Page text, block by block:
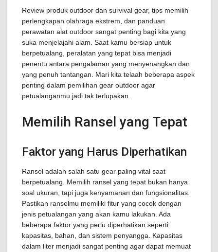
Review produk outdoor dan survival gear, tips memilih
perlengkapan olahraga ekstrem, dan panduan
perawatan alat outdoor sangat penting bagi kita yang
suka menjelajahi alam. Saat kamu bersiap untuk
berpetualang, peralatan yang tepat bisa menjadi
penentu antara pengalaman yang menyenangkan dan
yang penuh tantangan. Mari kita telaah beberapa aspek
penting dalam pemilihan gear outdoor agar
petualanganmu jadi tak terlupakan.
Memilih Ransel yang Tepat
Faktor yang Harus Diperhatikan
Ransel adalah salah satu gear paling vital saat
berpetualang. Memilih ransel yang tepat bukan hanya
soal ukuran, tapi juga kenyamanan dan fungsionalitas.
Pastikan ranselmu memiliki fitur yang cocok dengan
jenis petualangan yang akan kamu lakukan. Ada
beberapa faktor yang perlu diperhatikan seperti
kapasitas, bahan, dan sistem penyangga. Kapasitas
dalam liter menjadi sangat penting agar dapat memuat